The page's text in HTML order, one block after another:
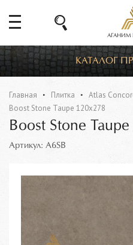
АГАНИМ
КАТАЛОГ
Главная Плитка Atlas
Boost Stone Taupe 120x278
Boost Stone
Артикул: A6SB